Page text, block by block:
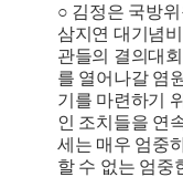
○ 김정은 국방
삼지연 대기념
관들의 결의대
를 열어나갈 염
기를 마련하기
인 조치들을 연
세는 매우 엄중
할 수 없는 엄중